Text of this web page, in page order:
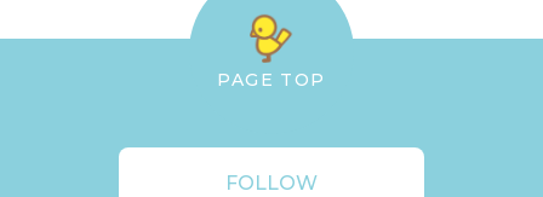
PAGE TOP
FOLLOW